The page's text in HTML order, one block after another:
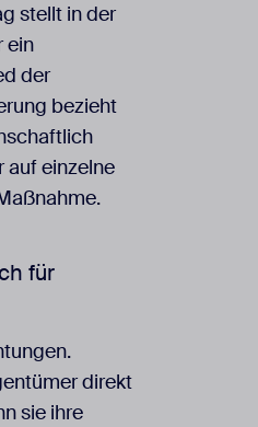
stellt in der
ein
der
bezieht
auf einzelne
für
direkt
sie ihre